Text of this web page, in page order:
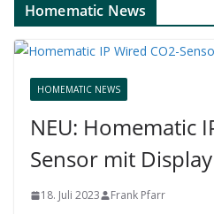
Homematic News
HOMEMATIC NEWS
NEU: Homematic
Sensor mit
18. Juli 2023 Frank Pfarr